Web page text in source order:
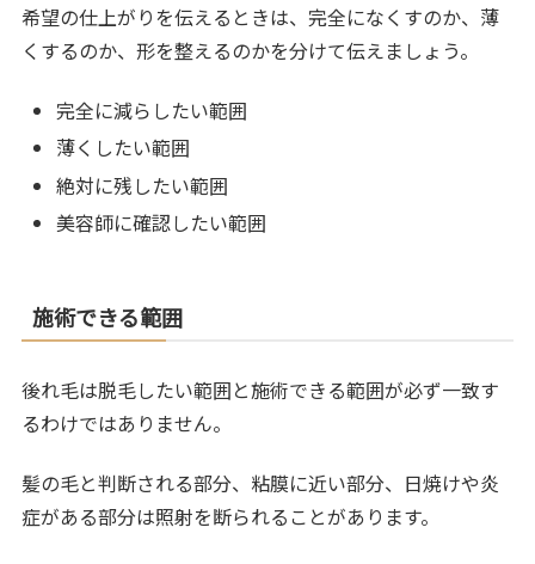
希望の仕上がりを伝えるときは、完全になくすのか、薄
くするのか、形を整えるのかを分けて伝えましょう。
完全に減らしたい範囲
薄くしたい範囲
絶対に残したい範囲
美容師に確認したい範囲
施術できる範囲
後れ毛は脱毛したい範囲と施術できる範囲が必ず一致す
るわけではありません。
髪の毛と判断される部分、粘膜に近い部分、日焼けや炎
症がある部分は照射を断られることがあります。